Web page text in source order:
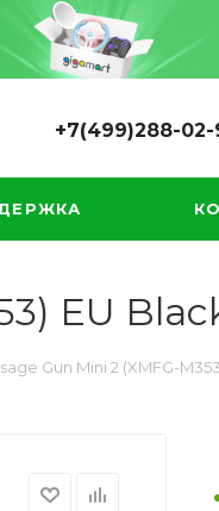
+7(499)288-02-
EU
Gun Mini 2 (XMFG-